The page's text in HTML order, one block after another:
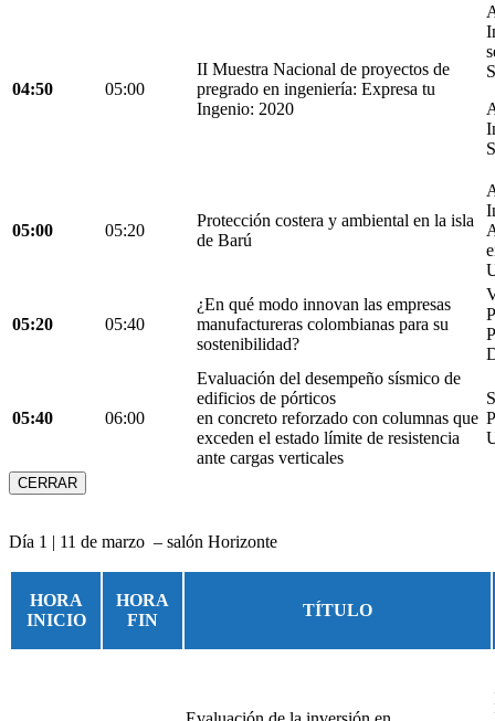
04:50 05:00
II Muestra Nacional de proyectos de
pregrado en ingeniería: Expresa tu
Ingenio: 2020
05:00 05:20
Protección costera y ambiental en la isla
de Barú
05:20 05:40
¿En qué modo innovan las empresas
manufactureras colombianas para su
sostenibilidad?
05:40 06:00
Evaluación del desempeño sísmico de
edificios de pórticos
en concreto reforzado con columnas que
exceden el estado límite de resistencia
ante cargas verticales
CERRAR
Día 1 | 11 de marzo – salón Horizonte
HORA
INICIO
HORA
FIN
TÍTULO